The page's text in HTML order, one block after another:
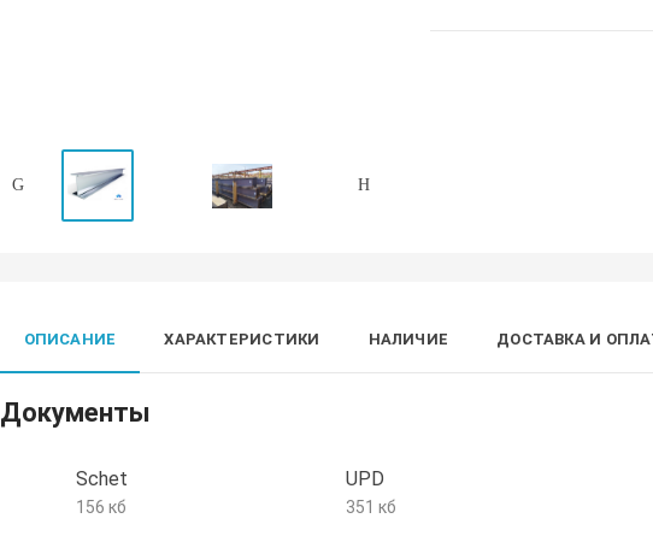
ОПИСАНИЕ ХАРАКТЕРИСТИКИ НАЛИЧИЕ ДОСТАВКА И
Документы
Schet
156 кб
UPD
351 кб